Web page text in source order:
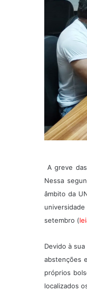
A greve
Nessa
âmbito da
setembro (
Devido à
abstenções
próprios
localizados